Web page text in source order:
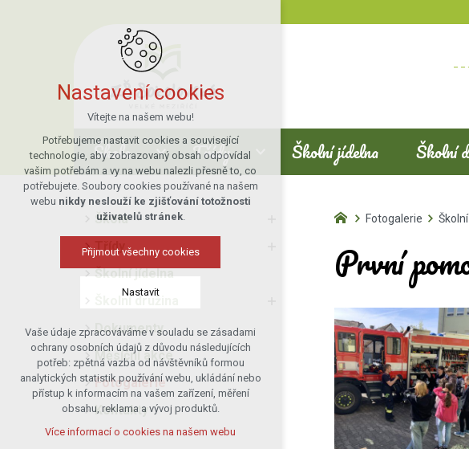
Škola Třídy Školní jídelna Školní
Škola
Třídy
Školní jídelna
Školní družina
Dokumenty
Měsíční akce
Fotogalerie
Kontakty
Fotogalerie
První
Nastavení cookies
Vítejte na našem webu!
Potřebujeme nastavit cookies a související
technologie, aby zobrazovaný obsah odpovídal
vašim potřebám a vy na webu nalezli přesně to, co
potřebujete. Soubory cookies používané na našem
webu nikdy neslouží ke zjišťování totožnosti
uživatelů stránek.
Přijmout všechny cookies
Nastavit
Technická cookies
nutná pro provozování webu
udržení kontextu stránek (session):
případná přihlášení, volby jazyka, apod.
Volitelná cookies
analytická pro anonymizované
Vaše údaje zpracováváme v souladu se zásadami
ochrany osobních údajů z důvodu následujících
potřeb: zpětná vazba od návštěvníků formou
analytických statistik používání webu, ukládání nebo
přístup k informacím na vašem zařízení, měření
obsahu, reklama a vývoj produktů.
Více informací o cookies na našem webu